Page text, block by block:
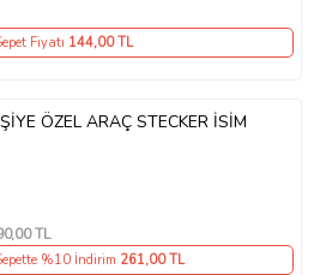
Fiyatı 144,00 TL
ÖZEL ARAÇ STECKER İSİM
,00 TL
%10 İndirim 261,00 TL